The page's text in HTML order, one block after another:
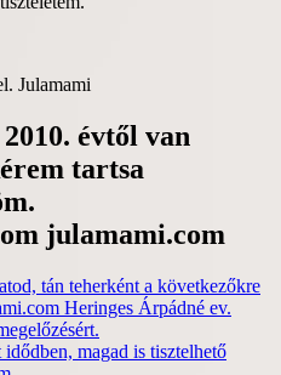
Julamami
évtől van
tartsa
julamami.com
tán teherként a következőkre
Heringes Árpádné ev.
magad is tisztelhető